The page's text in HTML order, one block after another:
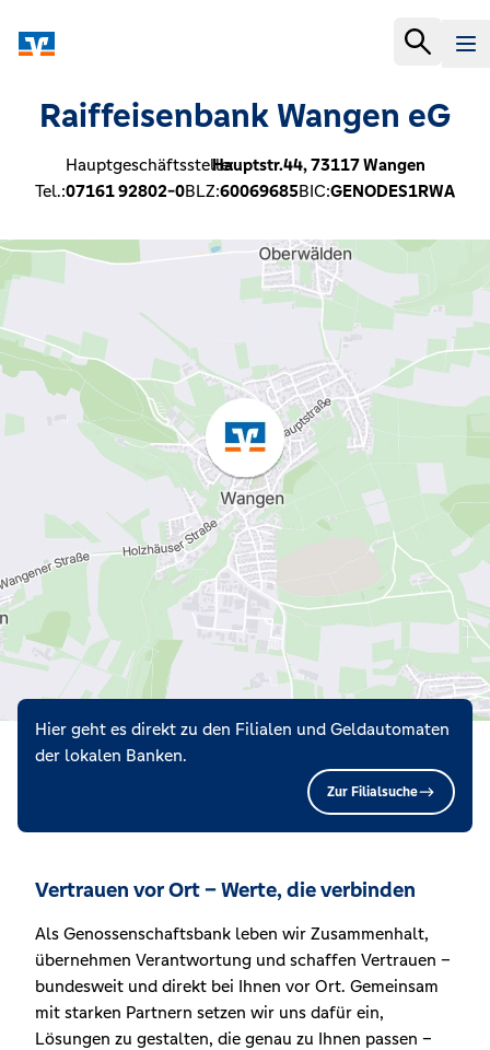
Raiffeisenbank Wangen eG
Hauptgeschäftsstelle:Hauptstr.44,73117Wangen
Tel.:07161 92802-0BLZ:60069685BIC:GENODES1RWA
Hier geht es direkt zu den Filialen und Geldautomaten
der lokalen Banken.
Zur Filialsuche
Vertrauen vor Ort – Werte, die verbinden
Als Genossenschaftsbank leben wir Zusammenhalt,
übernehmen Verantwortung und schaffen Vertrauen –
bundesweit und direkt bei Ihnen vor Ort. Gemeinsam
mit starken Partnern setzen wir uns dafür ein,
Lösungen zu gestalten, die genau zu Ihnen passen –